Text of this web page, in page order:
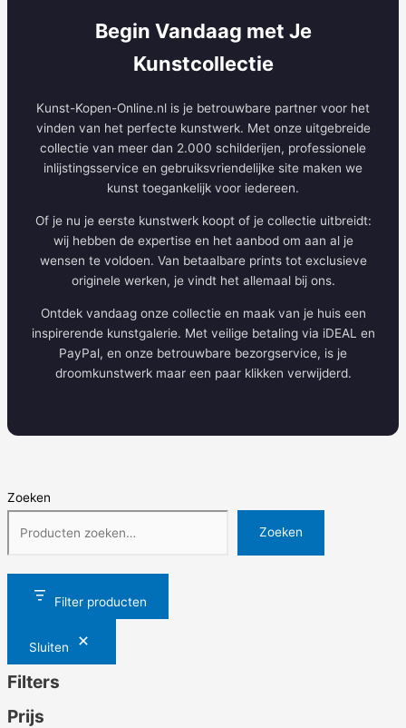
Begin Vandaag met Je
Kunstcollectie
Kunst-Kopen-Online.nl is je betrouwbare partner voor het
vinden van het perfecte kunstwerk. Met onze uitgebreide
collectie van meer dan 2.000 schilderijen, professionele
inlijstingsservice en gebruiksvriendelijke site maken we
kunst toegankelijk voor iedereen.
Of je nu je eerste kunstwerk koopt of je collectie uitbreidt:
wij hebben de expertise en het aanbod om aan al je
wensen te voldoen. Van betaalbare prints tot exclusieve
originele werken, je vindt het allemaal bij ons.
Ontdek vandaag onze collectie en maak van je huis een
inspirerende kunstgalerie. Met veilige betaling via iDEAL en
PayPal, en onze betrouwbare bezorgservice, is je
droomkunstwerk maar een paar klikken verwijderd.
Zoeken
Zoeken
Filter producten
Sluiten
Filters
Prijs